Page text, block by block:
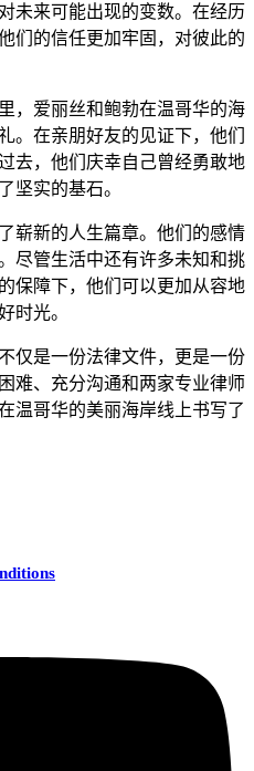
未来可能出现的变数。在经历
们的信任更加牢固，对彼此的
，爱丽丝和鲍勃在温哥华的海
。在亲朋好友的见证下，他们
去，他们庆幸自己曾经勇敢地
坚实的基石。
崭新的人生篇章。他们的感情
尽管生活中还有许多未知和挑
保障下，他们可以更加从容地
时光。
仅是一份法律文件，更是一份
难、充分沟通和两家专业律师
温哥华的美丽海岸线上书写了